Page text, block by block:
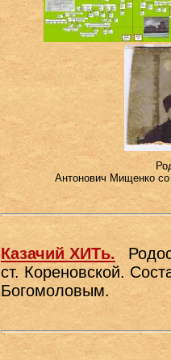
Антонович Мищенко
Казачий ХИТь.
ст. Кореновской.
Богомоловым.